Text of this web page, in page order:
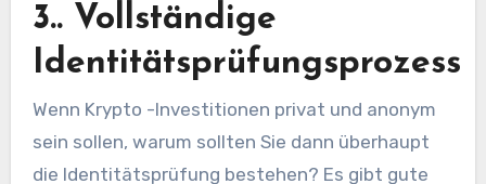
3.. Vollständige
Identitätsprüfungsprozess
Wenn Krypto -Investitionen privat und anonym
sein sollen, warum sollten Sie dann überhaupt
die Identitätsprüfung bestehen? Es gibt gute